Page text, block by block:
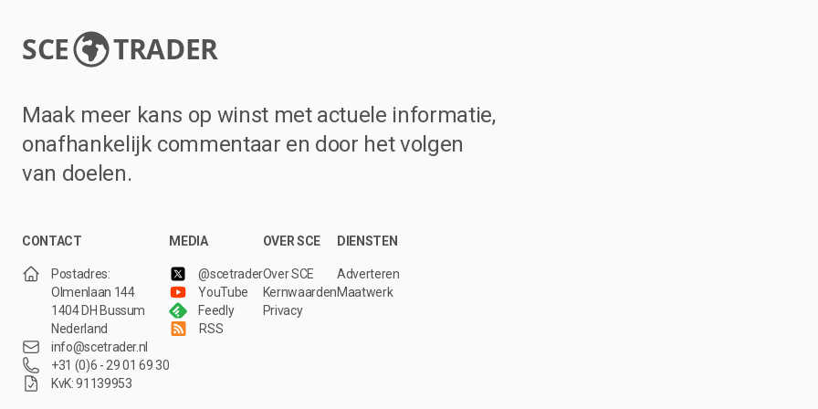
SCE TRADER
Maak meer kans op winst met actuele informatie,
onafhankelijk commentaar en door het volgen
van doelen.
CONTACT
Postadres:
Olmenlaan 144
1404 DH Bussum
Nederland
info@scetrader.nl
+31 (0)6 - 29 01 69 30
KvK: 91139953
MEDIA
@scetrader
YouTube
Feedly
RSS
OVER SCE
Over SCE
Kernwaarden
Privacy
DIENSTEN
Adverteren
Maatwerk